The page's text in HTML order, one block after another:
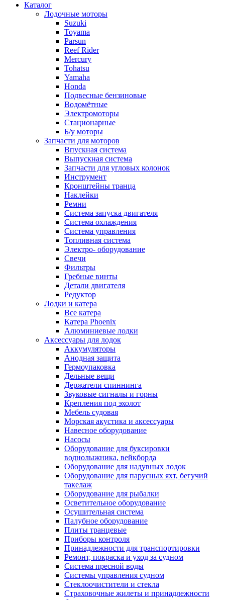
Каталог
Лодочные моторы
Suzuki
Toyama
Parsun
Reef Rider
Mercury
Tohatsu
Yamaha
Honda
Подвесные бензиновые
Водомётные
Электромоторы
Стационарные
Б/у моторы
Запчасти для моторов
Впускная система
Выпускная система
Запчасти для угловых колонок
Инструмент
Кронштейны транца
Наклейки
Ремни
Система запуска двигателя
Система охлаждения
Система управления
Топливная система
Электро- оборудование
Свечи
Фильтры
Гребные винты
Детали двигателя
Редуктор
Лодки и катера
Все катера
Катера Phoenix
Алюминиевые лодки
Аксессуары для лодок
Аккумуляторы
Анодная защита
Гермоупаковка
Дельные вещи
Держатели спиннинга
Звуковые сигналы и горны
Крепления под эхолот
Мебель судовая
Морская акустика и аксессуары
Навесное оборудование
Насосы
Оборудование для буксировки
воднолыжника, вейкборда
Оборудование для надувных лодок
Оборудование для парусных яхт, бегучий
такелаж
Оборудование для рыбалки
Осветительное оборудование
Осушительная система
Палубное оборудование
Плиты транцевые
Приборы контроля
Принадлежности для транспортировки
Ремонт, покраска и уход за судном
Система пресной воды
Системы управления судном
Стеклоочистители и стекла
Страховочные жилеты и принадлежности